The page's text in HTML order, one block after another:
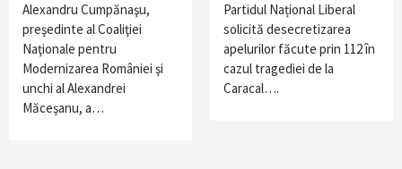
Alexandru Cumpănaşu,
preşedinte al Coaliţiei
Naţionale pentru
Modernizarea României şi
unchi al Alexandrei
Măceşanu, a…
Partidul Național Liberal
solicită desecretizarea
apelurilor făcute prin 112 în
cazul tragediei de la
Caracal….